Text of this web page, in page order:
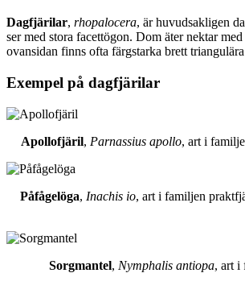
Dagfjärilar, rhopalocera, är huvudsakligen
ser med stora facettögon. Dom äter nektar
ovansidan finns ofta färgstarka brett
Exempel på dagfjärilar
Apollofjäril, Parnassius apollo, art i
Påfågelöga, Inachis io, art i familjen
Sorgmantel, Nymphalis antiopa, art i